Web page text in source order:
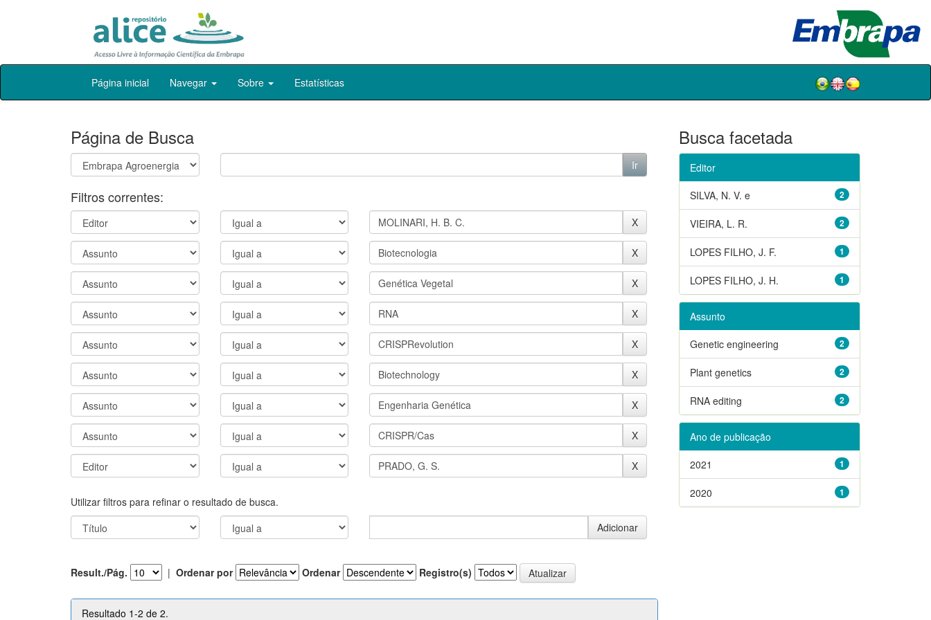
Skip
Página inicial Navegar Sobre Estatísticas
Página de Busca
Filtros correntes:
Utilizar filtros para refinar o resultado de busca.
Result./Pág. | Ordenar por Ordenar Registro(s)
Resultado 1-2 de 2.
Busca facetada
Editor
2
SILVA, N. V. e
2
VIEIRA, L. R.
1
LOPES FILHO, J. F.
1
LOPES FILHO, J. H.
Assunto
2
Genetic engineering
2
Plant genetics
2
RNA editing
Ano de publicação
1
2021
1
2020